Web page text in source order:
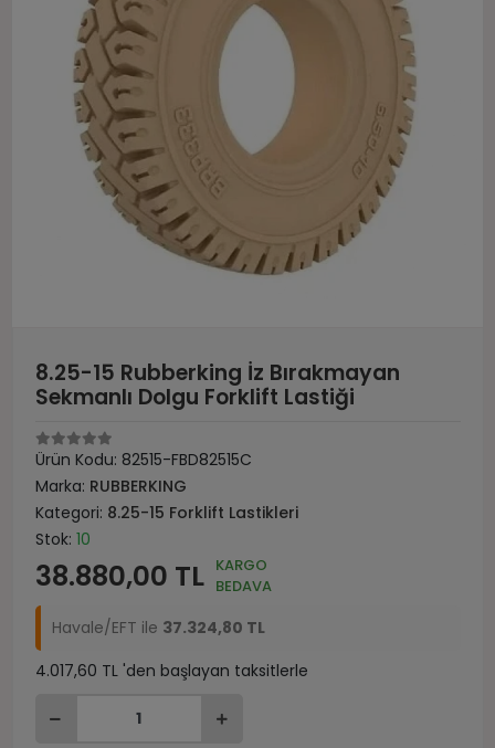
8.25-15 Rubberking İz Bırakmayan
Sekmanlı Dolgu Forklift Lastiği
Ürün Kodu: 82515-FBD82515C
Marka: RUBBERKING
Kategori: 8.25-15 Forklift Lastikleri
Stok: 10
38.880,00 TL KARGO
BEDAVA
Havale/EFT ile 37.324,80 TL
4.017,60 TL 'den başlayan taksitlerle